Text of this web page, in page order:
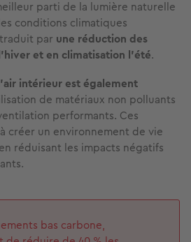
parti de la lumière naturelle
conditions climatiques
par une réduction des
et en climatisation l'été.
intérieur est également
de matériaux non polluants
performants. Ces
créer un environnement de vie
réduisant les impacts négatifs
bas carbone,